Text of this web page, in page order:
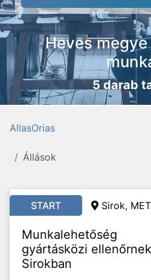
Heves
5 darab
AllasOrias
Állások
START Sirok,
Munkalehetőség
gyártásközi ellenőrnek
Sirokban